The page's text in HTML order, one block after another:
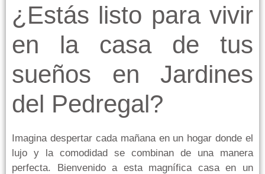
¿Estás listo para vivir
en la casa de tus
sueños en Jardines
del Pedregal?
Imagina despertar cada mañana en un hogar donde el
lujo y la comodidad se combinan de una manera
perfecta. Bienvenido a esta magnífica casa en un